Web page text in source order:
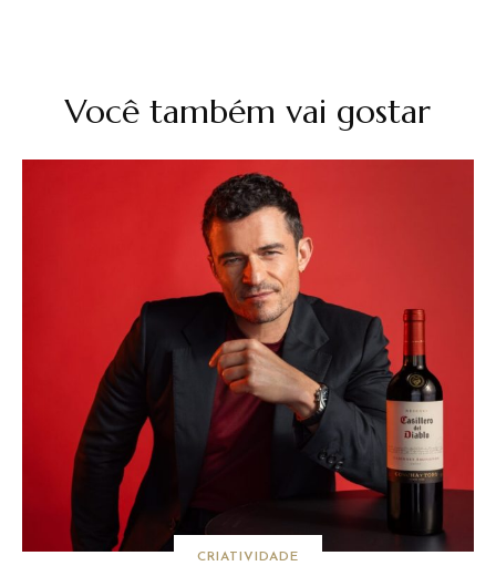
Você também vai gostar
CRIATIVIDADE